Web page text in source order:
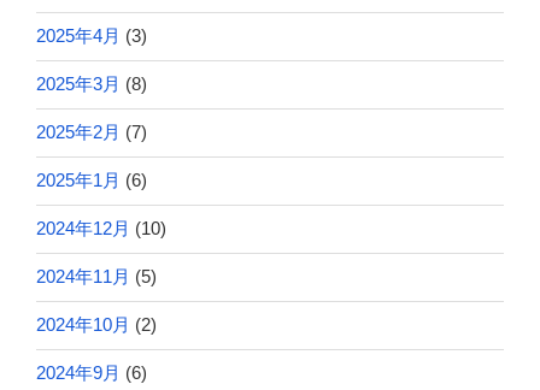
2025年4月 (3)
2025年3月 (8)
2025年2月 (7)
2025年1月 (6)
2024年12月 (10)
2024年11月 (5)
2024年10月 (2)
2024年9月 (6)